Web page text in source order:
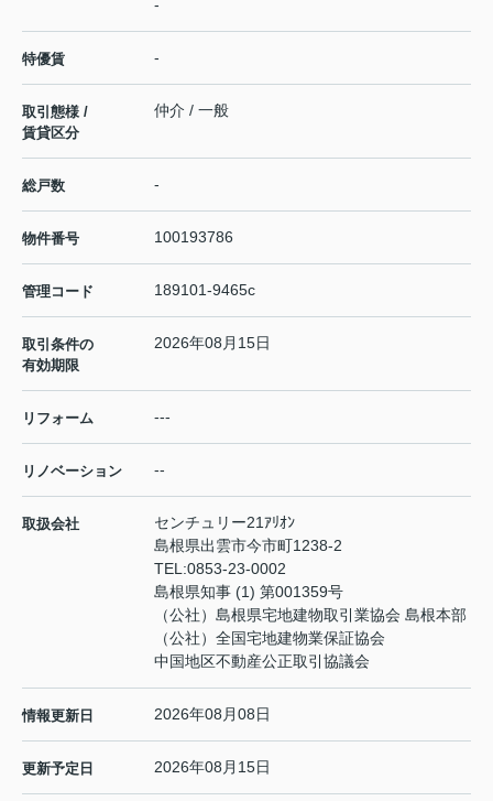
-
特優賃 -
取引態様 /
賃貸区分
仲介 / 一般
総戸数 -
物件番号 100193786
管理コード 189101-9465c
取引条件の
有効期限
2026年08月15日
リフォーム ---
リノベーション --
取扱会社
センチュリー21ｱﾘｵﾝ
島根県出雲市今市町1238-2
TEL:0853-23-0002
島根県知事 (1) 第001359号
（公社）島根県宅地建物取引業協会 島根本部
（公社）全国宅地建物業保証協会
中国地区不動産公正取引協議会
情報更新日 2026年08月08日
更新予定日 2026年08月15日